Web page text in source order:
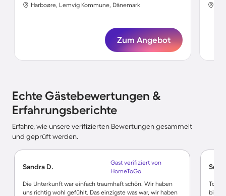
Harboøre, Lemvig Kommune, Dänemark
Zum Angebot
Echte Gästebewertungen &
Erfahrungsberichte
Erfahre, wie unsere verifizierten Bewertungen gesammelt
und geprüft werden.
Sandra D.
Gast verifiziert von
HomeToGo
Die Unterkunft war einfach traumhaft schön. Wir haben
uns richtig wohl gefühlt. Das einzigste was war, wir haben
bis